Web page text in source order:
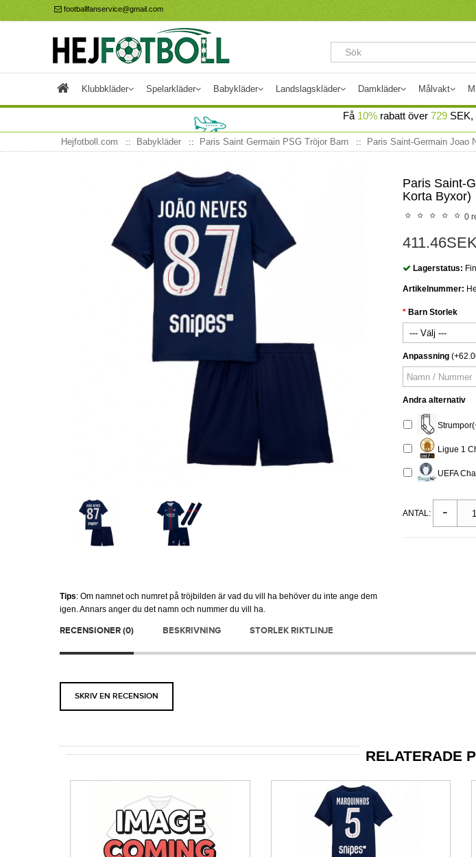
footballfanservice@gmail.com
Klubbkläder Spelarkläder Babykläder Landslagskläder Damkläder Målvakt
Få 10% rabatt över 729 SEK,
Hejfotboll.com Babykläder Paris Saint Germain PSG Tröjor Barn Paris Saint-Germain Joao
Tips: Om namnet och numret på tröjbilden är vad du vill ha behöver du inte ange dem
igen. Annars anger du det namn och nummer du vill ha.
Paris Saint-
Korta Byxor)
0
411.46SEK
Lagerstatus:
Artikelnummer:
Barn Storlek
Anpassning
Andra alternativ
Ligue 1
UEFA
ANTAL:
RECENSIONER (0) BESKRIVNING STORLEK RIKTLINJE
SKRIV EN RECENSION
RELATERADE